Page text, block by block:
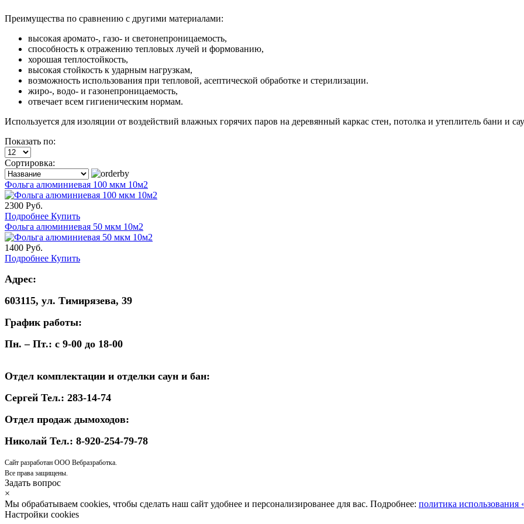
Преимущества по сравнению с другими материалами:
высокая аромато-, газо- и светонепроницаемость,
способность к отражению тепловых лучей и формованию,
хорошая теплостойкость,
высокая стойкость к ударным нагрузкам,
возможность использования при тепловой, асептической обработке и стерилизации.
жиро-, водо- и газонепроницаемость,
отвечает всем гигиеническим нормам.
Используется для изоляции от воздействий влажных горячих паров на деревянный каркас стен, потолка и утеплитель бани и
Показать по:
Сортировка:
Фольга алюминиевая 100 мкм 10м2
2300 Руб.
Подробнее Купить
Фольга алюминиевая 50 мкм 10м2
1400 Руб.
Подробнее Купить
Адрес:
603115, ул. Тимирязева, 39
График работы:
Пн. – Пт.: с 9-00 до 18-00
Отдел комплектации и отделки саун и бан:
Сергей Тел.: 283-14-74
Отдел продаж дымоходов:
Николай Тел.: 8-920-254-79-78
Сайт разработан ООО Вебразработка.
Все права защищены.
Задать вопрос
×
Мы обрабатываем cookies, чтобы сделать наш сайт удобнее и персонализированее для вас. Подробнее: политика использования
Настройки cookies